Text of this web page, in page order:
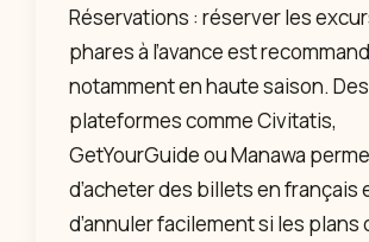
Réservations : réserver les
phares à l’avance est
notamment en haute saison. Des
plateformes comme Civitatis,
GetYourGuide ou Manawa
d’acheter des billets en français
d’annuler facilement si les plans